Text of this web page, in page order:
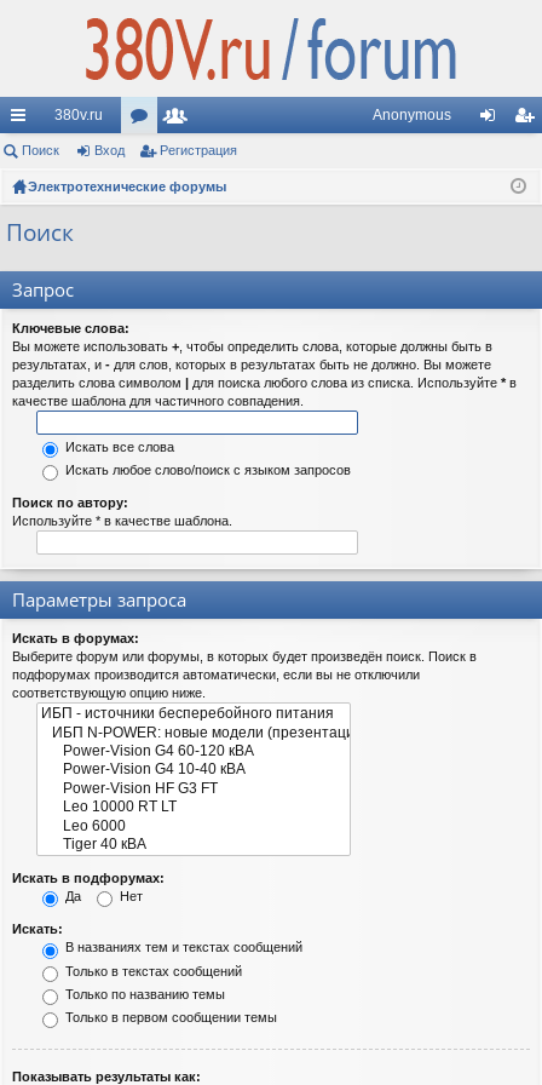
с
ы
лк
380v.ru
ор
ум
ол
ьз
Anonymous
ис
Поиск Вход Регистрация
Электротехнические форумы
Поиск
Запрос
Ключевые слова:
Вы можете использовать + , чтобы определить слова, которые должны быть в
результатах, и - для слов, которых в результатах быть не должно. Вы можете
разделить слова символом | для поиска любого слова из списка. Используйте *в
качестве шаблона для частичного совпадения.
Искать все слова
Искать любое слово/поиск с языком запросов
Поиск по автору:
Используйте * в качестве шаблона.
Параметры запроса
Искать в форумах:
Выберите форум или форумы, в которых будет произведён поиск. Поиск в
подфорумах производится автоматически, если вы не отключили
соответствующую опцию ниже.
Искать в подфорумах:
Да
Нет
Искать:
В названиях тем и текстах сообщений
Только в текстах сообщений
Только по названию темы
Только в первом сообщении темы
Показывать результаты как: